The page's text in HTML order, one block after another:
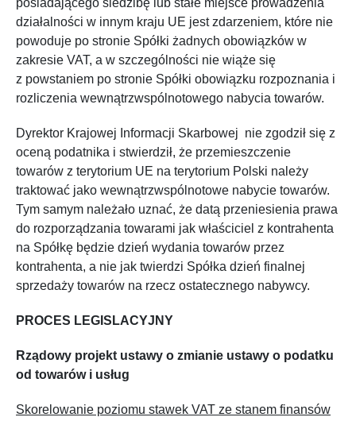
posiadającego siedzibę lub stałe miejsce prowadzenia
działalności w innym kraju UE jest zdarzeniem, które nie
powoduje po stronie Spółki żadnych obowiązków w
zakresie VAT, a w szczególności nie wiąże się
z powstaniem po stronie Spółki obowiązku rozpoznania i
rozliczenia wewnątrzwspólnotowego nabycia towarów.
Dyrektor Krajowej Informacji Skarbowej nie zgodził się z
oceną podatnika i stwierdził, że przemieszczenie
towarów z terytorium UE na terytorium Polski należy
traktować jako wewnątrzwspólnotowe nabycie towarów.
Tym samym należało uznać, że datą przeniesienia prawa
do rozporządzania towarami jak właściciel z kontrahenta
na Spółkę będzie dzień wydania towarów przez
kontrahenta, a nie jak twierdzi Spółka dzień finalnej
sprzedaży towarów na rzecz ostatecznego nabywcy.
PROCES LEGISLACYJNY
Rządowy projekt ustawy o zmianie ustawy o podatku
od towarów i usług
Skorelowanie poziomu stawek VAT ze stanem finansów